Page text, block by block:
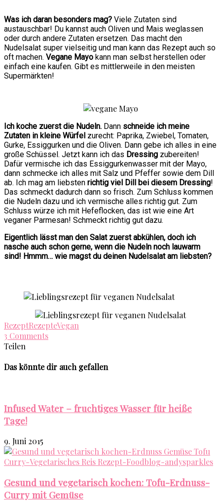
Was ich daran besonders mag? Viele Zutaten sind
austauschbar! Du kannst auch Oliven und Mais weglassen
oder durch andere Zutaten ersetzen. Das macht den
Nudelsalat super vielseitig und man kann das Rezept auch so
oft machen. Vegane Mayo kann man selbst herstellen oder
einfach eine kaufen. Gibt es mittlerweile in den meisten
Supermärkten!
Ich koche zuerst die Nudeln. Dann schneide ich meine
Zutaten in kleine Würfel zurecht: Paprika, Zwiebel, Tomaten,
Gurke, Essiggurken und die Oliven. Dann gebe ich alles in eine
große Schüssel. Jetzt kann ich das Dressing zubereiten!
Dafür vermische ich das Essiggurkenwasser mit der Mayo,
dann schmecke ich alles mit Salz und Pfeffer sowie dem Dill
ab. Ich mag am liebsten richtig viel Dill bei diesem Dressing!
Das schmeckt dadurch dann so frisch. Zum Schluss kommen
die Nudeln dazu und ich vermische alles richtig gut. Zum
Schluss würze ich mit Hefeflocken, das ist wie eine Art
veganer Parmesan! Schmeckt richtig gut dazu.
Eigentlich lässt man den Salat zuerst abkühlen, doch ich
nasche auch schon gerne, wenn die Nudeln noch lauwarm
sind! Hmmm… wie magst du deinen Nudelsalat am liebsten?
RezeptRezepteVegan
3 Comments
Teilen
Das könnte dir auch gefallen
Infused Water – fruchtiges Wasser für heiße
Tage!
9. Juni 2015
Gesund und vegetarisch kochen: Tofu-Erdnuss-
Curry mit Gemüse